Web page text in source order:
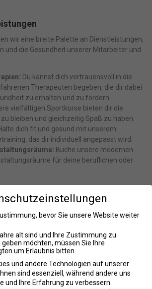
wir eine breite Palette an Dienstleistungen,
und die Gesundheit unserer Mitarbeiter und
Du kannst dich vertrauensvoll in die
Therapeuten begeben, die dir dabei
zu erhalten und zu fördern.
vielfältigen Sportkurse bieten dir die
bleiben und gleichzeitig Spaß zu haben.
dich fit und gesund mit unserem
das dir individuell angepasst wird.
Buche unsere modernen
für deine beruflichen oder
legen großen Wert auf ein positives und
Unsere Kernwerte sind:
Wir sind stolz auf das Fachwissen und die
Mitarbeiter.
ein Miteinander und den Austausch
Mitarbeitern und Kunden.
Wir setzen uns dafür ein, dass
ein zentraler Bestandteil unseres
bevor Sie unsere Website weiter
alt sind und Ihre Zustimmung zu
möchten, müssen Sie Ihre
um Erlaubnis bitten.
und andere Technologien auf unserer
sind essenziell, während andere uns
und Ihre Erfahrung zu verbessern.